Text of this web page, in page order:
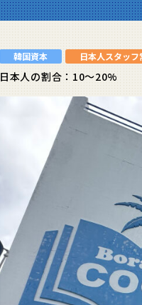
韓国資本 日本人スタッフ
日本人の割合：10～20%